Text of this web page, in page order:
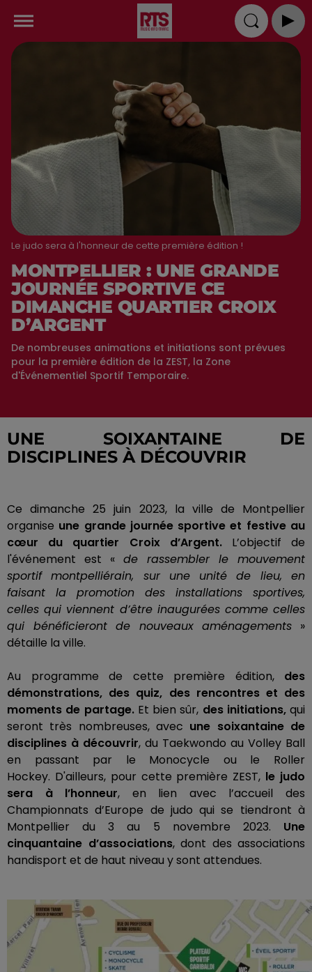
Le judo sera à l'honneur de cette première édition !
MONTPELLIER : UNE GRANDE
JOURNÉE SPORTIVE CE
DIMANCHE QUARTIER CROIX
D’ARGENT
De nombreuses animations et initiations sont prévues
pour la première édition de la ZEST, la Zone
d'Événementiel Sportif Temporaire.
UNE SOIXANTAINE DE
DISCIPLINES À DÉCOUVRIR
Ce dimanche 25 juin 2023, la ville de Montpellier
organise une grande journée sportive et festive au
cœur du quartier Croix d’Argent.L’objectif de
l'événement est « de rassembler le mouvement
sportif montpelliérain, sur une unité de lieu, en
faisant la promotion des installations sportives,
celles qui viennent d’être inaugurées comme celles
qui bénéficieront de nouveaux aménagements »
détaille la ville.
Au programme de cette première édition, des
démonstrations, des quiz, des rencontres et des
moments de partage.Et bien sûr, des initiations,qui
seront très nombreuses, avec une soixantaine de
disciplines à découvrir, du Taekwondo au Volley Ball
en passant par le Monocycle ou le Roller
Hockey. D'ailleurs, pour cette première ZEST, le judo
sera à l’honneur, en lien avec l’accueil des
Championnats d’Europe de judo qui se tiendront à
Montpellier du 3 au 5 novembre 2023.
Une
cinquantaine d’associations, dont des associations
handisport et de haut niveau y sont attendues.